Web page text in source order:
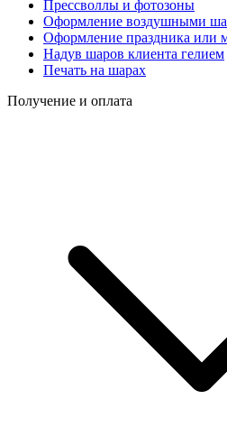
Прессволлы и фотозоны
Оформление воздушными
Оформление праздника или
Надув шаров клиента гелием
Печать на шарах
Получение и оплата